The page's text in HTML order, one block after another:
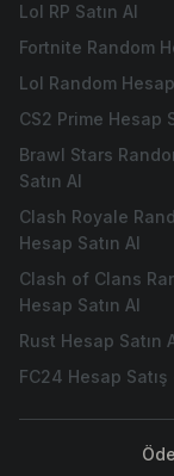
Lol RP Satın Al
Fortnite Random
Lol Random
CS2 Prime Hesap
Brawl Stars
Satın Al
Clash Royale
Hesap Satın Al
Clash of Clans
Hesap Satın Al
Rust Hesap Satın
FC24 Hesap Satış